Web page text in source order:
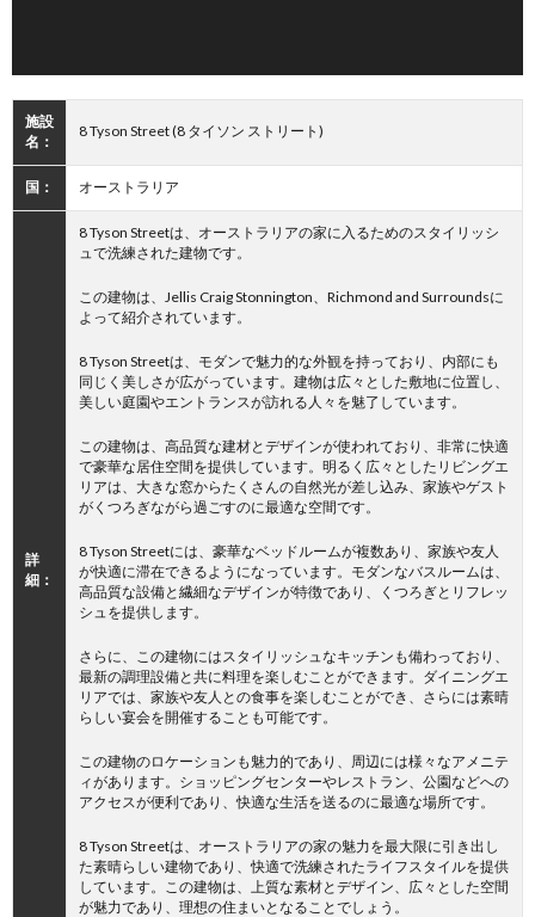
施設
名：
8 Tyson Street (8 タイソン ストリート)
国： オーストラリア
詳
細：
8 Tyson Streetは、オーストラリアの家に入るためのスタイリッシ
ュで洗練された建物です。
この建物は、Jellis Craig Stonnington、Richmond and Surroundsに
よって紹介されています。
8 Tyson Streetは、モダンで魅力的な外観を持っており、内部にも
同じく美しさが広がっています。建物は広々とした敷地に位置し、
美しい庭園やエントランスが訪れる人々を魅了しています。
この建物は、高品質な建材とデザインが使われており、非常に快適
で豪華な居住空間を提供しています。明るく広々としたリビングエ
リアは、大きな窓からたくさんの自然光が差し込み、家族やゲスト
がくつろぎながら過ごすのに最適な空間です。
8 Tyson Streetには、豪華なベッドルームが複数あり、家族や友人
が快適に滞在できるようになっています。モダンなバスルームは、
高品質な設備と繊細なデザインが特徴であり、くつろぎとリフレッ
シュを提供します。
さらに、この建物にはスタイリッシュなキッチンも備わっており、
最新の調理設備と共に料理を楽しむことができます。ダイニングエ
リアでは、家族や友人との食事を楽しむことができ、さらには素晴
らしい宴会を開催することも可能です。
この建物のロケーションも魅力的であり、周辺には様々なアメニテ
ィがあります。ショッピングセンターやレストラン、公園などへの
アクセスが便利であり、快適な生活を送るのに最適な場所です。
8 Tyson Streetは、オーストラリアの家の魅力を最大限に引き出し
た素晴らしい建物であり、快適で洗練されたライフスタイルを提供
しています。この建物は、上質な素材とデザイン、広々とした空間
が魅力であり、理想の住まいとなることでしょう。